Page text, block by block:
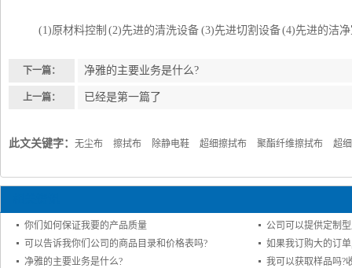
(1)原材料控制 (2)先进的清洗设备 (3)先进切割设备 (4)先进的洁
下一篇： 净雅的主要业务是什么?
上一篇： 已经是第一篇了
此文关键字： 无尘布 擦拭布 除静电鞋 超细擦拭布 聚酯纤维擦拭布 超
你们如何保证我要的产品质量
公司可以提供定制
可以告诉我你们公司的商品目录和价格表吗?
如果我订购大的订
净雅的主要业务是什么?
我可以获取样品吗?